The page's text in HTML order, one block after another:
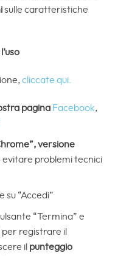
sulle caratteristiche
cliccate qui.
pagina Facebook,
versione
problemi tecnici
su “Accedi”
“Termina” e
registrare il
il punteggio